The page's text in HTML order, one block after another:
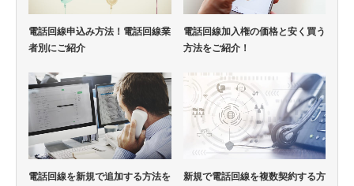
電話回線申込み方法！電話回線業
者別にご紹介
電話回線加入権の価格と安く買う
方法をご紹介！
電話回線を新規で追加する方法を
新規で電話回線を複数契約する方